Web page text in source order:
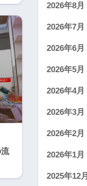
2026年8月
2026年7月
2026年6月
2026年5月
2026年4月
2026年3月
2026年2月
2026年1月
2025年12月